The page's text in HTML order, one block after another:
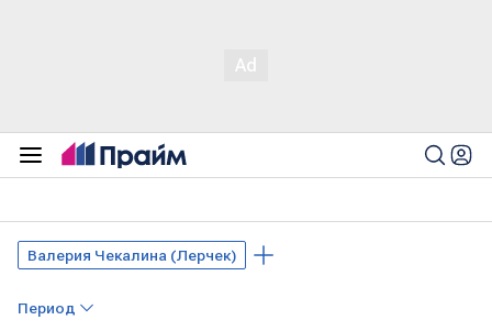
Валерия Чекалина (Лерчек)
Период